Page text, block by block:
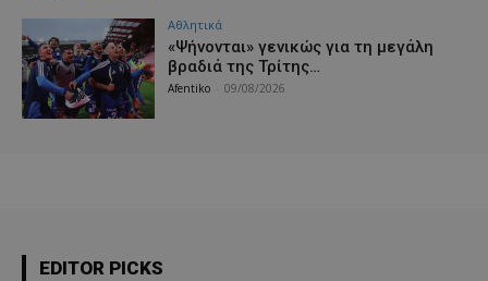
Αθλητικά
«Ψήνονται» γενικώς για τη μεγάλη
βραδιά της Τρίτης…
Afentiko 09/08/2026
EDITOR PICKS